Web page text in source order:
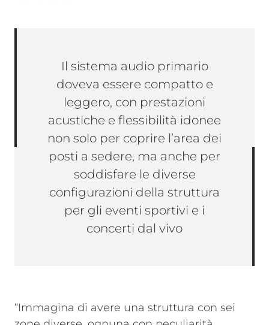
Il sistema audio primario
doveva essere compatto e
leggero, con prestazioni
acustiche e flessibilità idonee
non solo per coprire l’area dei
posti a sedere, ma anche per
soddisfare le diverse
configurazioni della struttura
per gli eventi sportivi e i
concerti dal vivo
“Immagina di avere una struttura con sei